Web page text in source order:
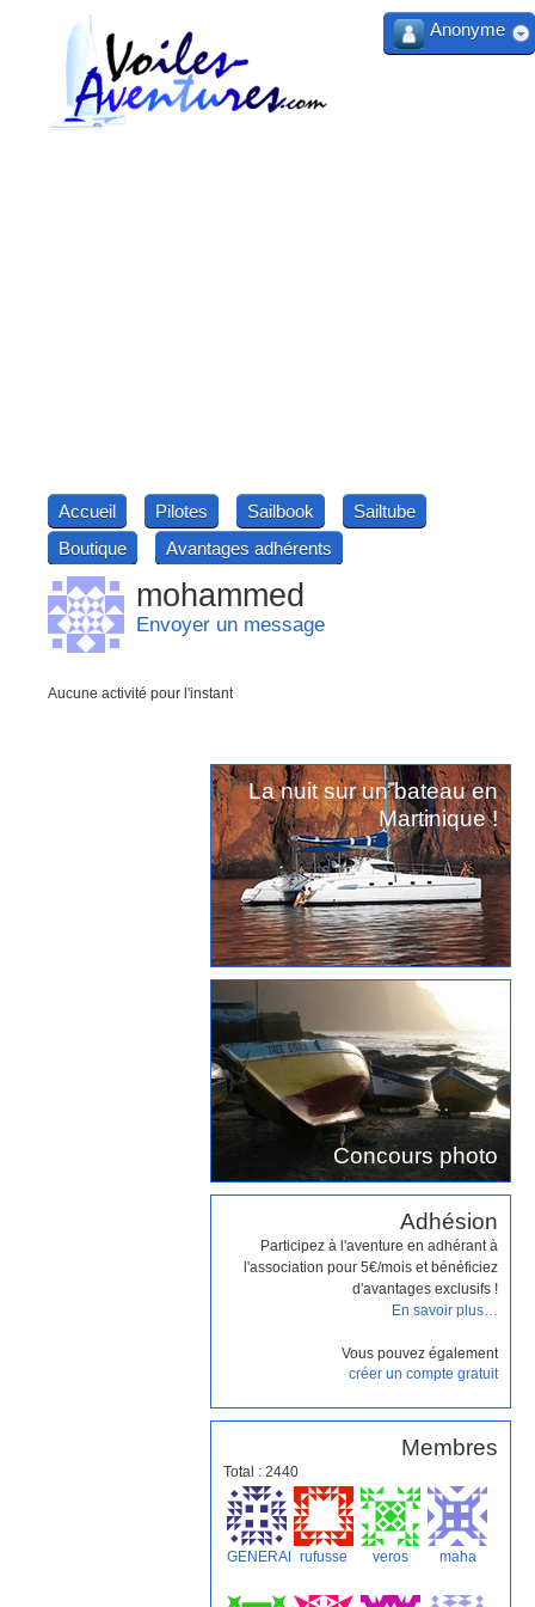
Accueil Pilotes Sailbook
Sailtube
Boutique
Avantages adhérents
mohammed
Envoyer un message
Aucune activité pour l'instant
La nuit sur un bateau en
Martinique !
Concours photo
Adhésion
Participez à l'aventure en adhérant à
l'association pour 5€/mois et bénéficiez
d'avantages exclusifs !
En savoir plus…
Vous pouvez également
créer un compte gratuit
Membres
Total : 2440
GENERALI rufusse veros maha
Anonyme